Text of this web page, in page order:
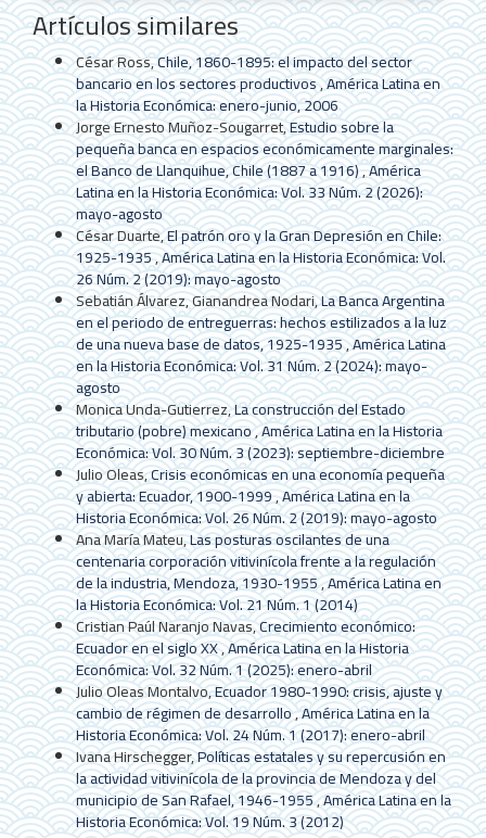
Artículos similares
César Ross,Chile, 1860-1895: el impacto del sector
bancario en los sectores productivos,América Latina en
la Historia Económica: enero-junio, 2006
Jorge Ernesto Muñoz-Sougarret,Estudio sobre la
pequeña banca en espacios económicamente marginales:
el Banco de Llanquihue, Chile (1887 a 1916),América
Latina en la Historia Económica: Vol. 33 Núm. 2 (2026):
mayo-agosto
César Duarte,El patrón oro y la Gran Depresión en Chile:
1925-1935,América Latina en la Historia Económica: Vol.
26 Núm. 2 (2019): mayo-agosto
Sebatián Álvarez, Gianandrea Nodari,La Banca Argentina
en el periodo de entreguerras: hechos estilizados a la luz
de una nueva base de datos, 1925-1935,América Latina
en la Historia Económica: Vol. 31 Núm. 2 (2024): mayo-
agosto
Monica Unda-Gutierrez,La construcción del Estado
tributario (pobre) mexicano,América Latina en la Historia
Económica: Vol. 30 Núm. 3 (2023): septiembre-diciembre
Julio Oleas,Crisis económicas en una economía pequeña
y abierta: Ecuador, 1900-1999,América Latina en la
Historia Económica: Vol. 26 Núm. 2 (2019): mayo-agosto
Ana María Mateu,Las posturas oscilantes de una
centenaria corporación vitivinícola frente a la regulación
de la industria, Mendoza, 1930-1955,América Latina en
la Historia Económica: Vol. 21 Núm. 1 (2014)
Cristian Paúl Naranjo Navas,Crecimiento económico:
Ecuador en el siglo XX,América Latina en la Historia
Económica: Vol. 32 Núm. 1 (2025): enero-abril
Julio Oleas Montalvo,Ecuador 1980-1990: crisis, ajuste y
cambio de régimen de desarrollo,América Latina en la
Historia Económica: Vol. 24 Núm. 1 (2017): enero-abril
Ivana Hirschegger,Políticas estatales y su repercusión en
la actividad vitivinícola de la provincia de Mendoza y del
municipio de San Rafael, 1946-1955,América Latina en la
Historia Económica: Vol. 19 Núm. 3 (2012)